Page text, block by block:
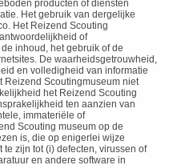
producten of diensten
Het gebruik van dergelijke
Het Reizend Scouting
of
de inhoud, het gebruik of de
De waarheidsgetrouwheid,
en volledigheid van informatie
Reizend Scoutingmuseum niet
het Reizend Scouting
ten aanzien van
immateriële of
Scouting museum op de
is, die op enigerlei wijze
zijn tot (i) defecten, virussen of
en andere software in